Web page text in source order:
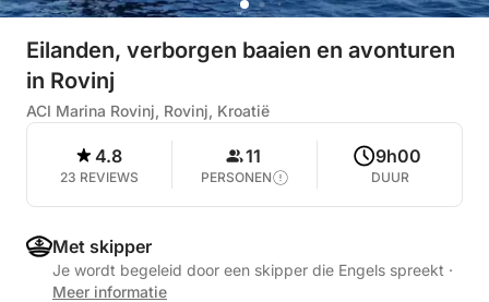
Eilanden, verborgen baaien en avonturen
in Rovinj
ACI Marina Rovinj, Rovinj, Kroatië
4.8
23 REVIEWS
11
PERSONEN
9h00
DUUR
Met skipper
Je wordt begeleid door een skipper die Engels spreekt ·
Meer informatie